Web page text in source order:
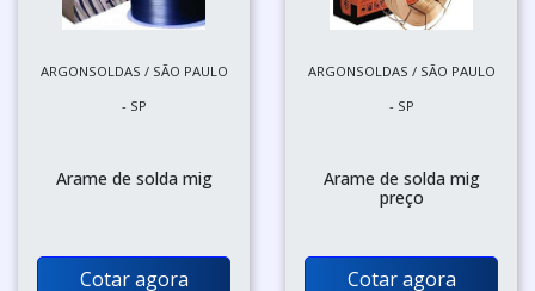
ARGONSOLDAS / SÃO PAULO
- SP
Arame de solda mig
Cotar agora
ARGONSOLDAS / SÃO PAULO
- SP
Arame de solda mig
preço
Cotar agora